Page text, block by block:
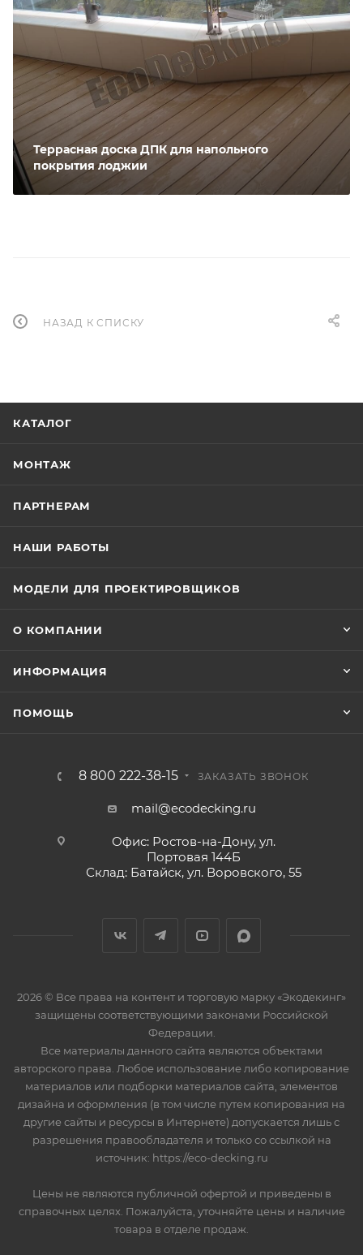
Террасная доска ДПК для напольного
покрытия лоджии
НАЗАД К СПИСКУ
КАТАЛОГ
МОНТАЖ
ПАРТНЕРАМ
НАШИ РАБОТЫ
МОДЕЛИ ДЛЯ ПРОЕКТИРОВЩИКОВ
О КОМПАНИИ
ИНФОРМАЦИЯ
ПОМОЩЬ
8 800 222-38-15 ЗАКАЗАТЬ ЗВОНОК
mail@ecodecking.ru
Офис: Ростов-на-Дону, ул.
Портовая 144Б
Склад: Батайск, ул. Воровского, 55
2026 © Все права на контент и торговую марку «Экодекинг»
защищены соответствующими законами Российской
Федерации.
Все материалы данного сайта являются объектами
авторского права. Любое использование либо копирование
материалов или подборки материалов сайта, элементов
дизайна и оформления (в том числе путем копирования на
другие сайты и ресурсы в Интернете) допускается лишь с
разрешения правообладателя и только со ссылкой на
источник: https://eco-decking.ru
Цены не являются публичной офертой и приведены в
справочных целях. Пожалуйста, уточняйте цены и наличие
товара в отделе продаж.